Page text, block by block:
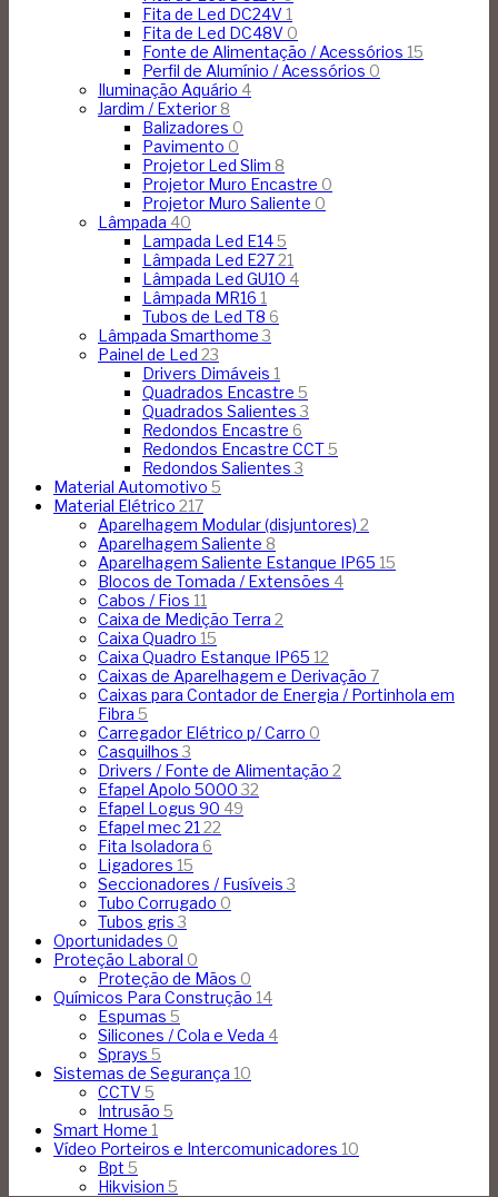
Fita de Led DC24V 1
Fita de Led DC48V 0
Fonte de Alimentação / Acessórios 15
Perfil de Alumínio / Acessórios 0
Iluminação Aquário 4
Jardim / Exterior 8
Balizadores 0
Pavimento 0
Projetor Led Slim 8
Projetor Muro Encastre 0
Projetor Muro Saliente 0
Lâmpada 40
Lampada Led E145
Lâmpada Led E2721
Lâmpada Led GU10 4
Lâmpada MR16 1
Tubos de Led T8 6
Lâmpada Smarthome3
Painel de Led 23
Drivers Dimáveis 1
Quadrados Encastre 5
Quadrados Salientes3
Redondos Encastre 6
Redondos Encastre CCT5
Redondos Salientes3
Material Automotivo 5
Material Elétrico 217
Aparelhagem Modular (disjuntores) 2
Aparelhagem Saliente 8
Aparelhagem Saliente Estanque IP65 15
Blocos de Tomada / Extensões 4
Cabos / Fios 11
Caixa de Medição Terra 2
Caixa Quadro 15
Caixa Quadro Estanque IP65 12
Caixas de Aparelhagem e Derivação 7
Caixas para Contador de Energia / Portinhola em
Fibra 5
Carregador Elétrico p/ Carro 0
Casquilhos3
Drivers / Fonte de Alimentação 2
Efapel Apolo 500032
Efapel Logus 90 49
Efapel mec 21 22
Fita Isoladora 6
Ligadores 15
Seccionadores / Fusíveis3
Tubo Corrugado 0
Tubos gris3
Oportunidades 0
Proteção Laboral 0
Proteção de Mãos 0
Químicos Para Construção 14
Espumas 5
Silicones / Cola e Veda 4
Sprays 5
Sistemas de Segurança 10
CCTV5
Intrusão 5
Smart Home 1
Vídeo Porteiros e Intercomunicadores 10
Bpt 5
Hikvision 5